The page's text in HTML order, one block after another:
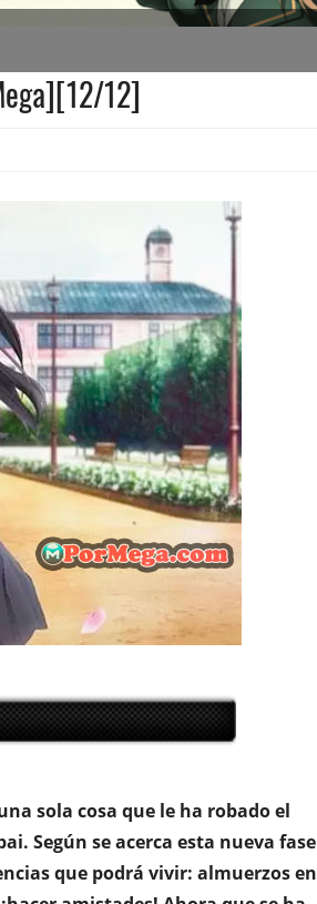
12]
sola cosa que le ha robado el
Según se acerca esta nueva fase
que podrá vivir: almuerzos en